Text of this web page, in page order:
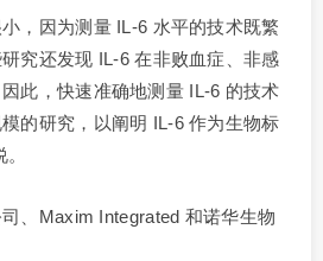
，因为测量 IL-6 水平的技术既繁
究还发现 IL-6 在非败血症、非感
此，快速准确地测量 IL-6 的技术
的研究，以阐明 IL-6 作为生物标
、Maxim Integrated 和诺华生物